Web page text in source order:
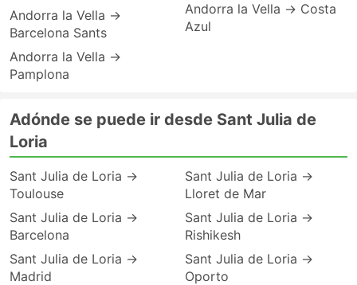
Andorra la Vella →
Barcelona Sants
Andorra la Vella →
Pamplona
Andorra la Vella → Costa
Azul
Adónde se puede ir desde Sant Julia de
Loria
Sant Julia de Loria →
Toulouse
Sant Julia de Loria →
Barcelona
Sant Julia de Loria →
Madrid
Sant Julia de Loria →
Lloret de Mar
Sant Julia de Loria →
Rishikesh
Sant Julia de Loria →
Oporto